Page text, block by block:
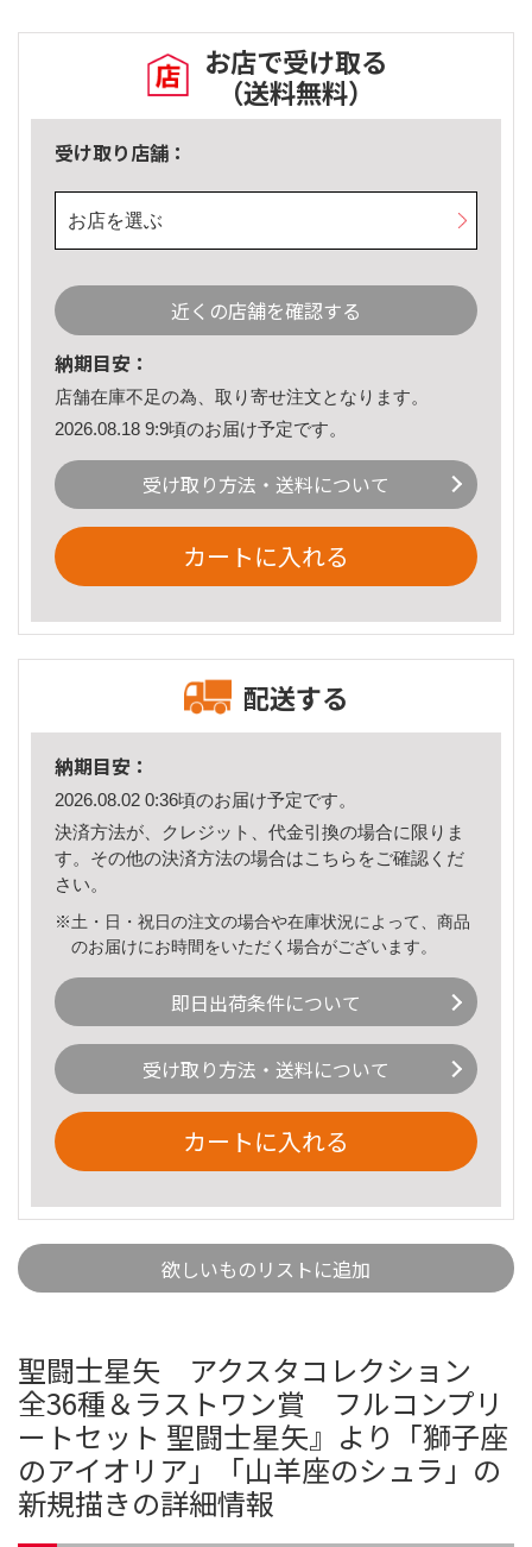
お店で受け取る
（送料無料）
受け取り店舗：
お店を選ぶ
近くの店舗を確認する
納期目安：
店舗在庫不足の為、取り寄せ注文となります。
2026.08.18 9:9頃のお届け予定です。
受け取り方法・送料について
カートに入れる
配送する
納期目安：
2026.08.02 0:36頃のお届け予定です。
決済方法が、クレジット、代金引換の場合に限りま
す。その他の決済方法の場合はこちら をご確認くだ
さい。
※土・日・祝日の注文の場合や在庫状況によって、商品
のお届けにお時間をいただく場合がございます。
即日出荷条件について
受け取り方法・送料について
カートに入れる
欲しいものリストに追加
聖闘士星矢 アクスタコレクション
全36種＆ラストワン賞 フルコンプリ
ートセット 聖闘士星矢』より「獅子座
のアイオリア」「山羊座のシュラ」の
新規描きの詳細情報